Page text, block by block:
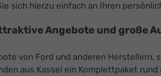
sich hierzu einfach an Ihren
Angebote und große
von Ford und anderen Herstellern,
aus Kassel ein Komplettpaket